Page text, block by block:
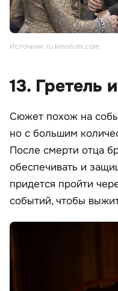
Источник: ru.kinorium.com
13. Гретель
Сюжет похож на
но с большим
После смерти отца
обеспечивать и
придется пройти
событий, чтобы